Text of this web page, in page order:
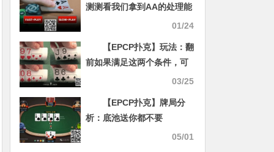
测测看我们拿到AA的处理能
01/24
【EPCP扑克】玩法：翻
前如果满足这两个条件，可
03/25
【EPCP扑克】牌局分
析：底池送你都不要
05/01